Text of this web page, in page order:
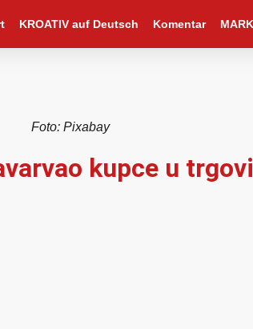
KROATIV auf Deutsch Komentar
Foto: Pixabay
kupce u